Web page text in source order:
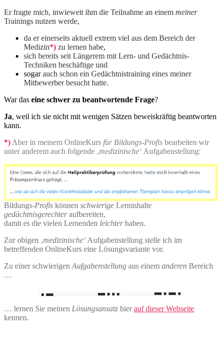
Er fragte mich, inwieweit ihm die Teilnahme an einem meiner
Trainings nutzen werde,
da er einerseits aktuell extrem viel aus dem Bereich der
Medizin*) zu lernen habe,
sich bereits seit Längerem mit Lern- und Gedächtnis-
Techniken beschäftige und
sogarauch schon ein Gedächtnistraining eines meiner
Mitbewerber besucht hatte.
War das eine schwer zu beantwortende Frage?
Ja, weil ich sie nicht mit wenigen Sätzen beweiskräftig beantworten
kann.
*) Aber in meinem OnlineKurs für Bildungs-Profis bearbeiten wir
unter anderem auch folgende ‚medizinische‘ Aufgabenstellung:
Bildungs-Profis können schwierige Lerninhalte
gedächtnisgerechteraufbereiten,
damit es die vielen Lernenden leichterhaben.
Zur obigen ‚medizinische‘ Aufgabenstellung stelle ich im
betreffenden OnlineKurs eine Lösungsvariante vor.
Zu einer schwierigen Aufgabenstellung aus einem anderen Bereich
…
… lernen Sie meinen Lösungsansatz hierauf dieser Webseite
kennen.